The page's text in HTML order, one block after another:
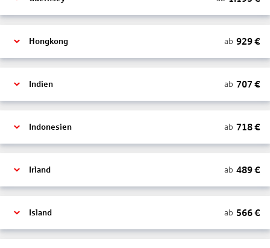
Hongkong ab 929€
Indien ab 707 €
Indonesien ab 718€
Irland ab 489€
Island ab 566€